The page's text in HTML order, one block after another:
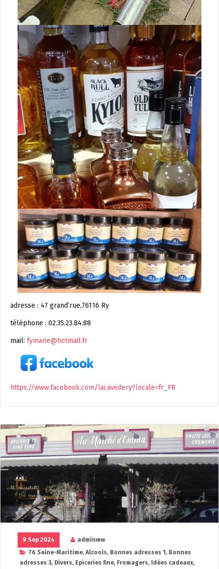
adresse : 47 grand’rue,76116 Ry
téléphone : 02.35.23.84.88
mail: fymarie@hotmail.fr
https://www.facebook.com/lacavedery?locale=fr_FR
9 Sep 2024
adminmw
76 Seine-Maritime, Alcools, Bonnes adresses 1 , Bonnes
adresses 3, Divers, Epiceries fine, Fromagers, Idées cadeaux,